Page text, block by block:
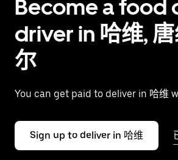
Become a food
driver in 哈维,
尔
You can get paid to deliver in 哈维
Sign up to deliver in 哈维